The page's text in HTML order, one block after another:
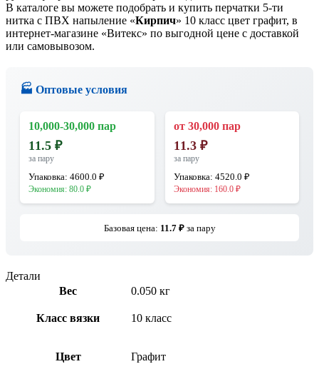
В каталоге вы можете подобрать и купить перчатки 5-ти
нитка с ПВХ напыление «Кирпич» 10 класс цвет графит, в
интернет-магазине «Витекс» по выгодной цене с доставкой
или самовывозом.
🏭 Оптовые условия
10,000-30,000 пар
11.5 ₽
за пару
Упаковка: 4600.0 ₽
Экономия: 80.0 ₽
от 30,000 пар
11.3 ₽
за пару
Упаковка: 4520.0 ₽
Экономия: 160.0 ₽
Базовая цена: 11.7 ₽за пару
Детали
Вес
0.050 кг
Класс вязки 10 класс
Цвет Графит